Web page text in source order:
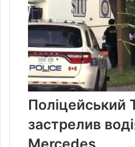
Поліцейський
застрелив